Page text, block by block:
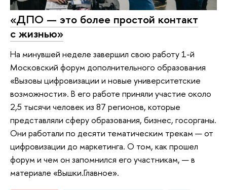
«ДПО — это более простой контакт
с жизнью»
На минувшей неделе завершил свою работу 1-й
Московский форум дополнительного образования
«Вызовы цифровизации и новые университетские
возможности». В его работе приняли участие около
2,5 тысячи человек из 87 регионов, которые
представляли сферу образования, бизнес, госорганы.
Они работали по десяти тематическим трекам — от
цифровизации до маркетинга. О том, как прошел
форум и чем он запомнился его участникам, — в
материале «Вышки.Главное».